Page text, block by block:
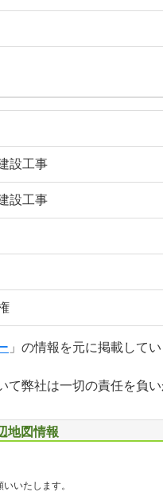
設工事
設工事
」の情報を元に掲載して
弊社は一切の責任を負
地図情報
いたします。